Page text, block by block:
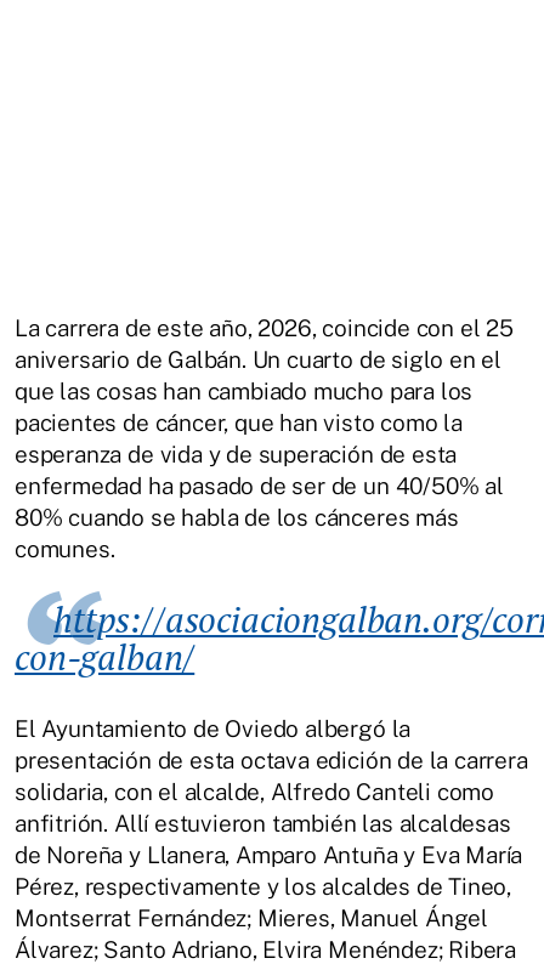
La carrera de este año, 2026, coincide con el 25
aniversario de Galbán. Un cuarto de siglo en el
que las cosas han cambiado mucho para los
pacientes de cáncer, que han visto como la
esperanza de vida y de superación de esta
enfermedad ha pasado de ser de un 40/50% al
80% cuando se habla de los cánceres más
comunes.
https://asociaciongalban.org/corre-
con-galban/
El Ayuntamiento de Oviedo albergó la
presentación de esta octava edición de la carrera
solidaria, con el alcalde, Alfredo Canteli como
anfitrión. Allí estuvieron también las alcaldesas
de Noreña y Llanera, Amparo Antuña y Eva María
Pérez, respectivamente y los alcaldes de Tineo,
Montserrat Fernández; Mieres, Manuel Ángel
Álvarez; Santo Adriano, Elvira Menéndez; Ribera